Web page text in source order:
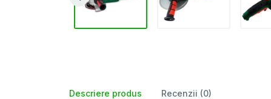
Descriere produs Recenzii (0)